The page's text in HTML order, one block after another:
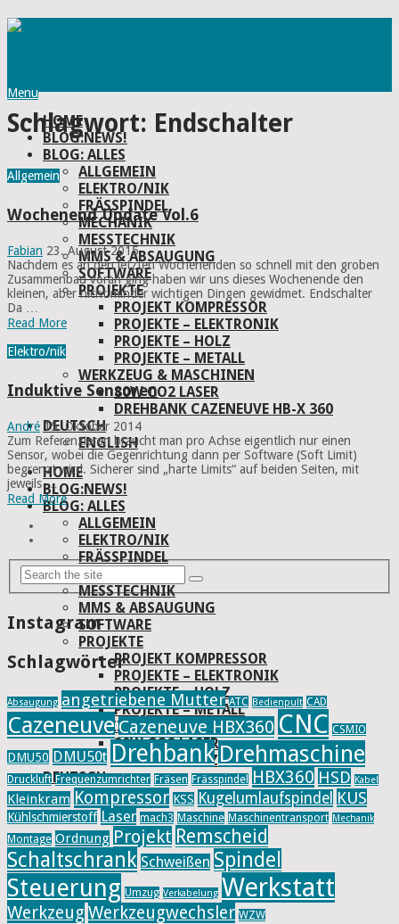
Menu
HOME
BLOG:NEWS!
BLOG: ALLES
ALLGEMEIN
ELEKTRO/NIK
FRÄSSPINDEL
MECHANIK
MESSTECHNIK
MMS & ABSAUGUNG
SOFTWARE
PROJEKTE
PROJEKT KOMPRESSOR
PROJEKTE – ELEKTRONIK
PROJEKTE – HOLZ
PROJEKTE – METALL
WERKZEUG & MASCHINEN
80W CO2 LASER
DREHBANK CAZENEUVE HB-X 360
DEUTSCH
ENGLISH
HOME
BLOG:NEWS!
BLOG: ALLES
ALLGEMEIN
ELEKTRO/NIK
FRÄSSPINDEL
MECHANIK
MESSTECHNIK
MMS & ABSAUGUNG
SOFTWARE
PROJEKTE
PROJEKT KOMPRESSOR
PROJEKTE – ELEKTRONIK
PROJEKTE – HOLZ
PROJEKTE – METALL
WERKZEUG & MASCHINEN
80W CO2 LASER
DREHBANK CAZENEUVE HB-X 360
DEUTSCH
ENGLISH
Schlagwort: Endschalter
Allgemein
Wochenend Update Vol.6
Fabian 23. August 2015
Nachdem es an den letzten Wochenenden so schnell mit den groben
Zusammenbau voran ging haben wir uns dieses Wochenende den
kleinen, aber nicht minder wichtigen Dingen gewidmet. Endschalter
Da …
Read More
Elektro/nik
Induktive Sensoren
André 15. Oktober 2014
Zum Referenzieren braucht man pro Achse eigentlich nur einen
Sensor, wobei die Gegenrichtung dann per Software (Soft Limit)
begrenzt wird. Sicherer sind „harte Limits“ auf beiden Seiten, mit
jeweils …
Read More
Instagram
Schlagwörter
Absaugung angetriebene Mutter ATC Bedienpult CAD
Cazeneuve Cazeneuve HBX360 CNC CSMIO
DMU50 DMU50t Drehbank Drehmaschine
Druckluft Frequenzumrichter Fräsen Frässpindel HBX360 HSD Kabel
Kleinkram Kompressor KSS Kugelumlaufspindel KUS
Kühlschmierstoff Laser mach3 Maschine Maschinentransport Mechanik
Montage Ordnung Projekt Remscheid
Schaltschrank Schweißen Spindel
Steuerung Umzug Verkabelung Werkstatt
Werkzeug Werkzeugwechsler WZW